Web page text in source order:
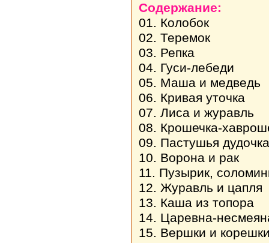
Содержание:
01. Колобок
02. Теремок
03. Репка
04. Гуси-лебеди
05. Маша и медведь
06. Кривая уточка
07. Лиса и журавль
08. Крошечка-
09. Пастушья дудочка
10. Ворона и рак
11. Пузырик,
12. Журавль и цапля
13. Каша из топора
14. Царевна-
15. Вершки и